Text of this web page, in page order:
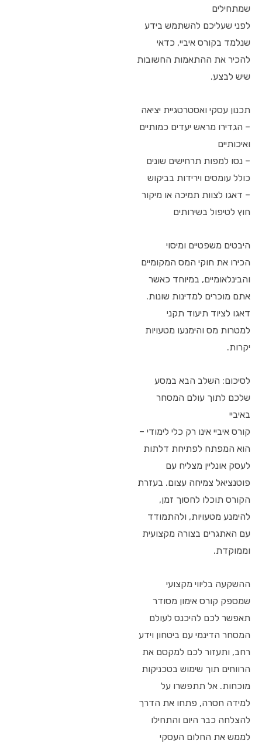
שמתחילים
לפני שעליכם להשתמש בידע
שנלמד בקורס איביי, כדאי
להכיר את ההתאמות החשובות
שיש לבצע.
תכנון עסקי ואסטרטגיית יציאה
– הגדירו מראש יעדים כמותיים
ואיכותיים
– נסו למפות תרחישים שונים
כולל עומסים וירידות בביקוש
– דאגו לצוות תמיכה או מיקור
חוץ לטיפול בשירותים
היבטים משפטיים ומיסוי
הכירו את חוקי המס המקומיים
והבינלאומיים, במיוחד כאשר
אתם מוכרים למדינות שונות.
דאגו לציוד תיעוד תקני
למטרות מס והימנעו מטעויות
יקרות.
לסיכום: השלב הבא במסע
שלכם לתוך עולם המסחר
באיביי
קורס איביי אינו רק כלי לימודי –
הוא המפתח לפתיחת דלתות
לעסק אונליין מצליח עם
פוטנציאל צמיחה עצום. בעזרת
הקורס תוכלו לחסוך זמן,
להימנע מטעויות, ולהתמודד
עם האתגרים בצורה מקצועית
וממוקדת.
ההשקעה בליווי מקצועי
שמספק קורס אימון מסודר
תאפשר לכם להיכנס לעולם
המסחר הדינמי עם ביטחון וידע
רחב, ותעזור לכם למקסם את
הרווחים תוך שימוש בטכניקות
מוכחות. אל תתפשרו על
למידה חסרה, פתחו את הדרך
להצלחה כבר היום והתחילו
לממש את החלום העסקי